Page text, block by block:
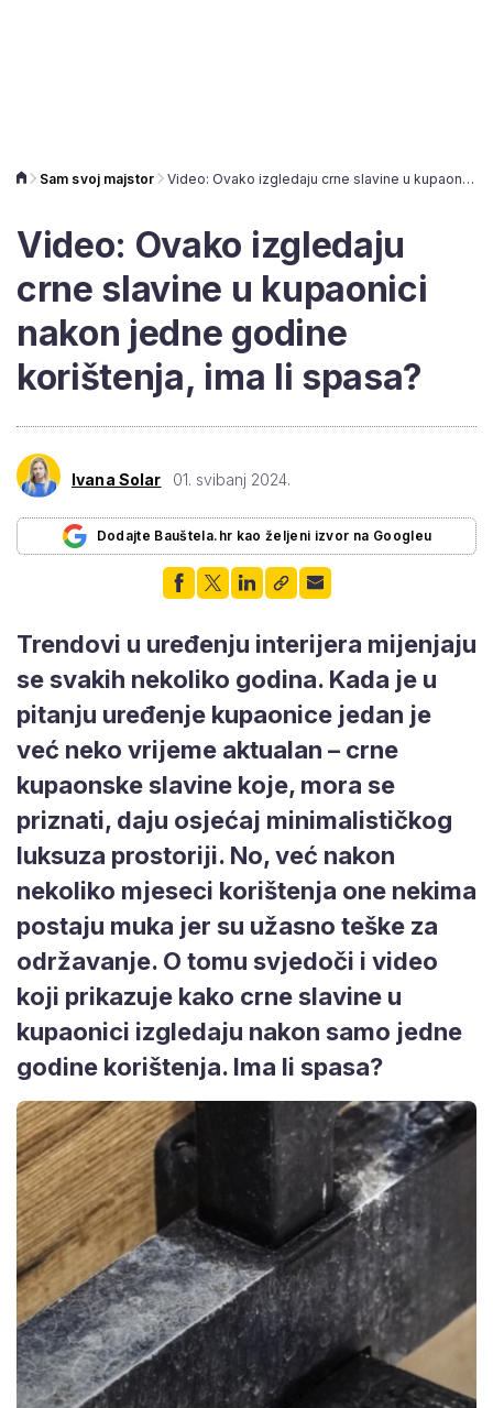
Sam svoj majstor Video: Ovako izgledaju crne slavine u kupaonici nakon jedne godine korištenja, ima li spasa?
Video: Ovako izgledaju
crne slavine u kupaonici
nakon jedne godine
korištenja, ima li spasa?
Ivana Solar 01. svibanj 2024.
Dodajte Bauštela.hr kao željeni izvor na Googleu
Trendovi u uređenju interijera mijenjaju
se svakih nekoliko godina. Kada je u
pitanju uređenje kupaonice jedan je
već neko vrijeme aktualan – crne
kupaonske slavine koje, mora se
priznati, daju osjećaj minimalističkog
luksuza prostoriji. No, već nakon
nekoliko mjeseci korištenja one nekima
postaju muka jer su užasno teške za
održavanje. O tomu svjedoči i video
koji prikazuje kako crne slavine u
kupaonici izgledaju nakon samo jedne
godine korištenja. Ima li spasa?